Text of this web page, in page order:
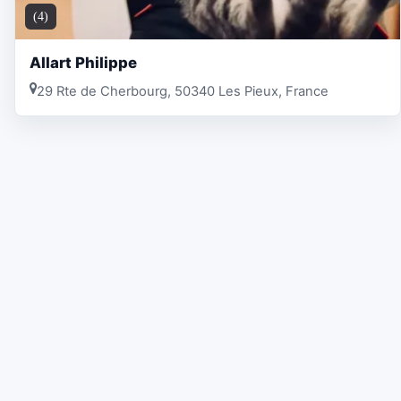
(4)
Allart Philippe
29 Rte de Cherbourg, 50340 Les Pieux, France